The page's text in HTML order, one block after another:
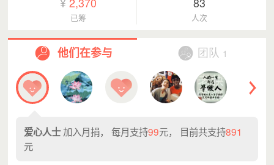
每月支持19.00元
燕家闺女 每月支持20.00元
爱心人士 每月支持99.00元
爱心人士 每月支持19.00元
凉白开
每月支持19.00元
燕家闺女 每月支持20.00元
已筹 人次
他们在参与 团队 1
爱心人士加入月捐， 每月支持99元， 目前共支持891
元